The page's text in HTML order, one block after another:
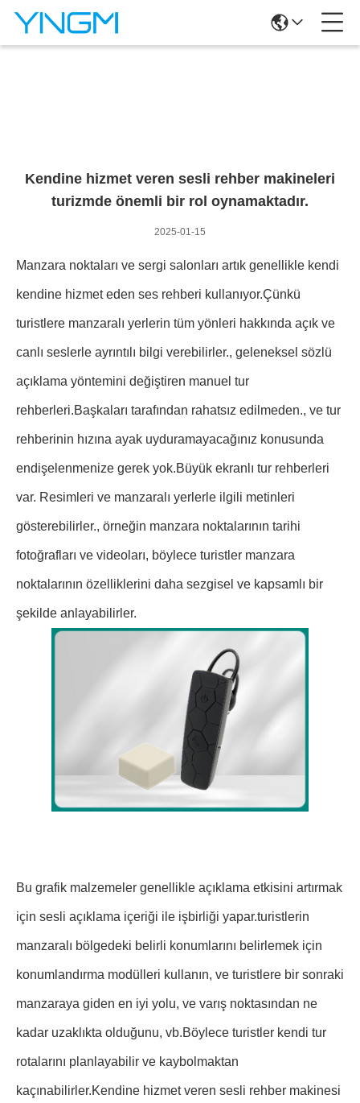
Kendine hizmet veren sesli rehber makineleri
turizmde önemli bir rol oynamaktadır.
2025-01-15
Manzara noktaları ve sergi salonları artık genellikle kendi
kendine hizmet eden ses rehberi kullanıyor.Çünkü
turistlere manzaralı yerlerin tüm yönleri hakkında açık ve
canlı seslerle ayrıntılı bilgi verebilirler., geleneksel sözlü
açıklama yöntemini değiştiren manuel tur
rehberleri.Başkaları tarafından rahatsız edilmeden., ve tur
rehberinin hızına ayak uyduramayacağınız konusunda
endişelenmenize gerek yok.Büyük ekranlı tur rehberleri
var. Resimleri ve manzaralı yerlerle ilgili metinleri
gösterebilirler., örneğin manzara noktalarının tarihi
fotoğrafları ve videoları, böylece turistler manzara
noktalarının özelliklerini daha sezgisel ve kapsamlı bir
şekilde anlayabilirler.
Bu grafik malzemeler genellikle açıklama etkisini artırmak
için sesli açıklama içeriği ile işbirliği yapar.turistlerin
manzaralı bölgedeki belirli konumlarını belirlemek için
konumlandırma modülleri kullanın, ve turistlere bir sonraki
manzaraya giden en iyi yolu, ve varış noktasından ne
kadar uzaklıkta olduğunu, vb.Böylece turistler kendi tur
rotalarını planlayabilir ve kaybolmaktan
kaçınabilirler.Kendine hizmet veren sesli rehber makinesi